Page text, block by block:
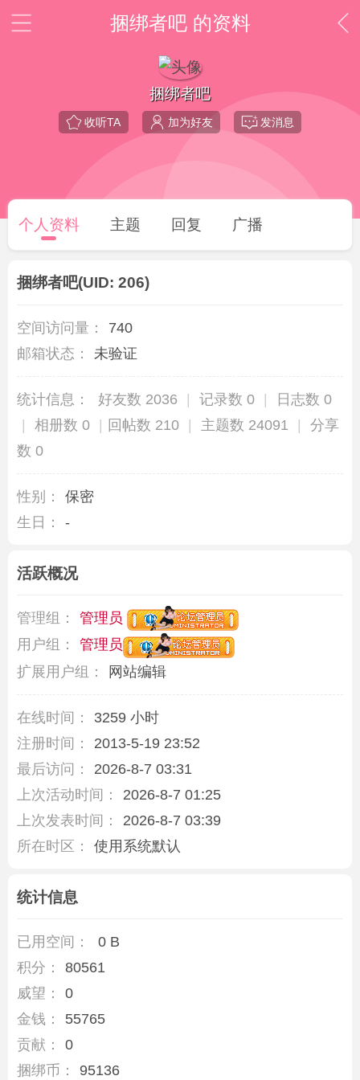
捆绑者吧 的资料
捆绑者吧
收听TA 加为好友 发消息
个人资料 主题 回复 广播
捆绑者吧(UID: 206)
空间访问量：
740
邮箱状态：
未验证
统计信息： 好友数 2036 | 记录数 0 |
日志数 0
|
相册数 0 | 回帖数 210 | 主题数 24091 |
分享
数 0
性别：
保密
生日：
-
活跃概况
管理组：
管理员
用户组：
管理员
扩展用户组：
网站编辑
在线时间：
3259 小时
注册时间：
2013-5-19 23:52
最后访问：
2026-8-7 03:31
上次活动时间：
2026-8-7 01:25
上次发表时间：
2026-8-7 03:39
所在时区：
使用系统默认
统计信息
已用空间：
0 B
积分：
80561
威望：
0
金钱：
55765
贡献：
0
捆绑币：
95136